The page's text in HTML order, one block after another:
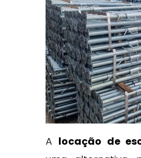
A locação de